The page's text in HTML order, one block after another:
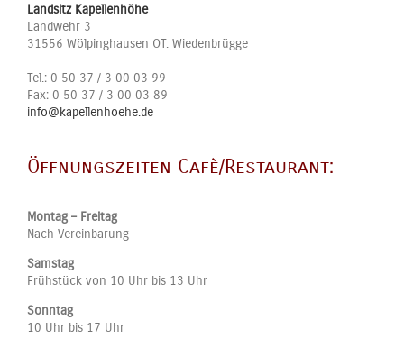
Landsitz Kapellenhöhe
Landwehr 3
31556 Wölpinghausen OT. Wiedenbrügge
Tel.: 0 50 37 / 3 00 03 99
Fax: 0 50 37 / 3 00 03 89
info@kapellenhoehe.de
Öffnungszeiten Cafè/Restaurant:
Montag – Freitag
Nach Vereinbarung
Samstag
Frühstück von 10 Uhr bis 13 Uhr
Sonntag
10 Uhr bis 17 Uhr